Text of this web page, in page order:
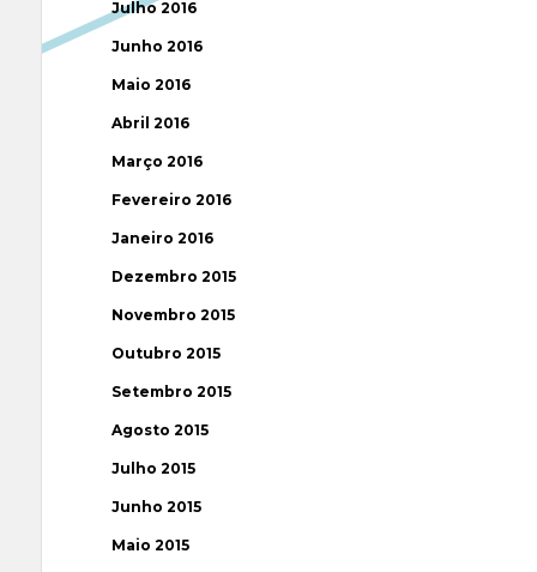
Julho 2016
Junho 2016
Maio 2016
Abril 2016
Março 2016
Fevereiro 2016
Janeiro 2016
Dezembro 2015
Novembro 2015
Outubro 2015
Setembro 2015
Agosto 2015
Julho 2015
Junho 2015
Maio 2015